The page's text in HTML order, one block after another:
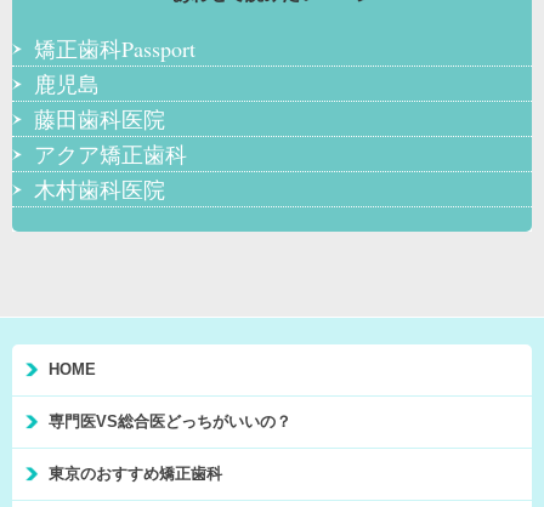
矯正歯科Passport
鹿児島
藤田歯科医院
アクア矯正歯科
木村歯科医院
HOME
専門医VS総合医どっちがいいの？
東京のおすすめ矯正歯科